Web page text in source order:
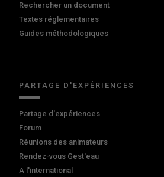
Rechercher un document
Textes réglementaires
Guides méthodologiques
PARTAGE D'EXPÉRIENCES
Partage d'expériences
Forum
Réunions des animateurs
Rendez-vous Gest'eau
A l'international